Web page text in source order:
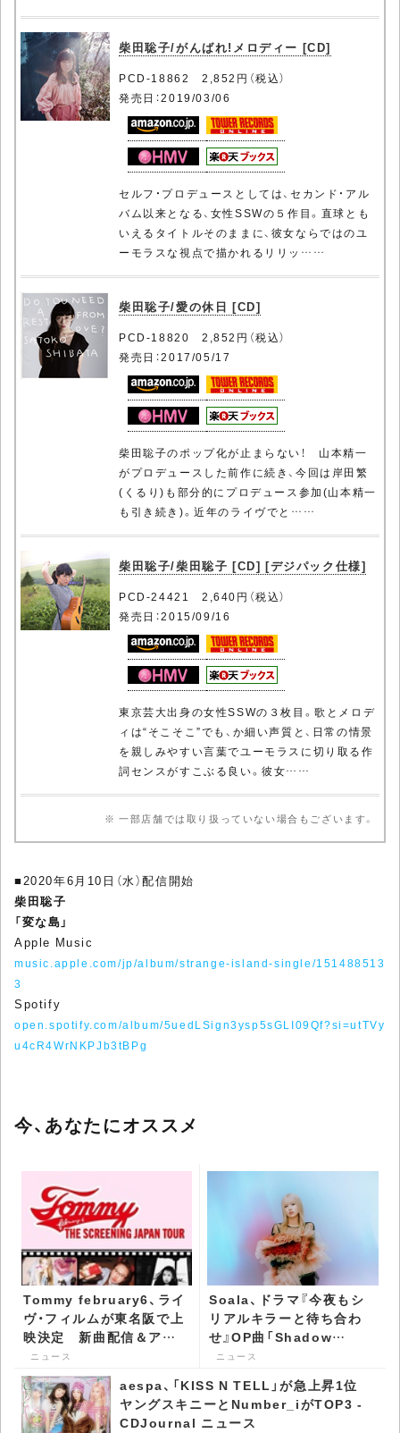
柴田聡子/がんばれ!メロディー [CD]
PCD-18862 2,852円（税込）
発売日：2019/03/06
セルフ・プロデュースとしては、セカンド・アル
バム以来となる、女性SSWの５作目。直球とも
いえるタイトルそのままに、彼女ならではのユ
ーモラスな視点で描かれるリリッ……
柴田聡子/愛の休日 [CD]
PCD-18820 2,852円（税込）
発売日：2017/05/17
柴田聡子のポップ化が止まらない！ 山本精一
がプロデュースした前作に続き、今回は岸田繁
(くるり)も部分的にプロデュース参加(山本精一
も引き続き)。近年のライヴでと……
柴田聡子/柴田聡子 [CD] [デジパック仕様]
PCD-24421 2,640円（税込）
発売日：2015/09/16
東京芸大出身の女性SSWの３枚目。歌とメロデ
ィは“そこそこ”でも、か細い声質と、日常の情景
を親しみやすい言葉でユーモラスに切り取る作
詞センスがすこぶる良い。彼女……
※ 一部店舗では取り扱っていない場合もございます。
■2020年6月10日（水）配信開始
柴田聡子
「変な島」
Apple Music
music.apple.com/jp/album/strange-island-single/151488513
3
Spotify
open.spotify.com/album/5uedLSign3ysp5sGLI09Qf?si=utTVy
u4cR4WrNKPJb3tBPg
今、あなたにオススメ
Tommy february6、ライ
ヴ・フィルムが東名阪で上
映決定 新曲配信＆アナ
ログBOX2タイトル発売も
- CDJournal ニュース
ニュース
Soala、ドラマ『今夜もシ
リアルキラーと待ち合わ
せ』OP曲「Shadow
Memory」MV公開 -
CDJournal ニュース
ニュース
aespa、「KISS N TELL」が急上昇1位
ヤングスキニーとNumber_iがTOP3 -
CDJournal ニュース